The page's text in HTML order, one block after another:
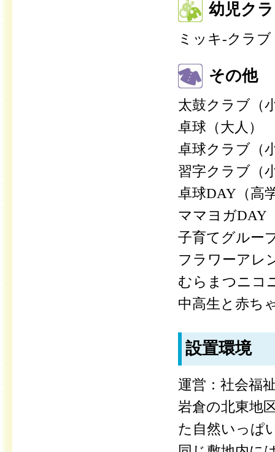
幼児ク
ミッキ-クラ
その他
太鼓クラブ
卓球（
卓球クラブ
習字クラブ
卓球DAY（
ママヨガ
子育てグル
フラワーア
むらまつニコ
中高生と赤ち
設置環境
運営：社会福
岩倉の北東地
た自然いっぱ